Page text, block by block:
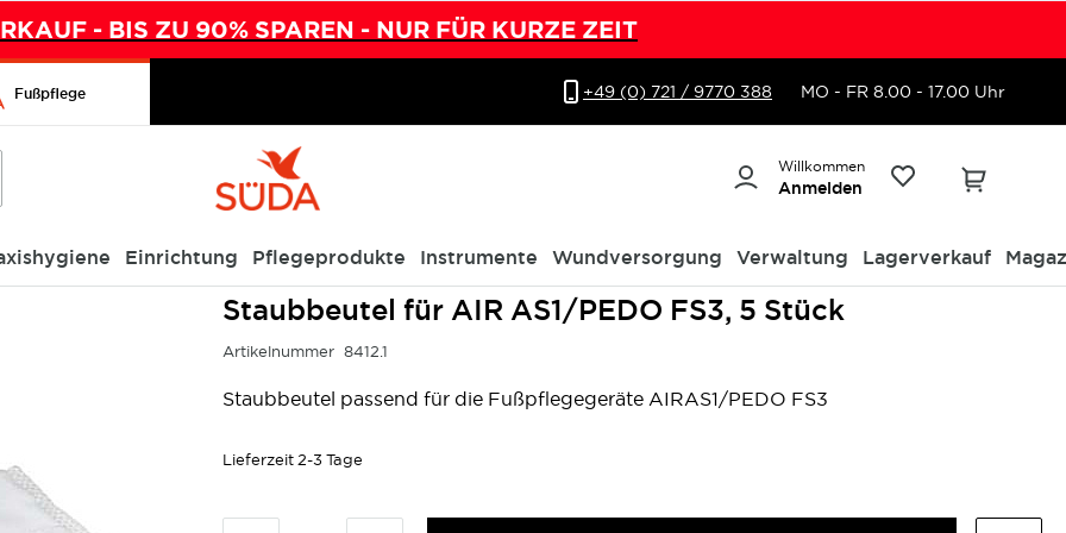
- BIS ZU 90% SPAREN - NUR FÜR KURZE ZEIT
Fußpflege +49 (0) 721 / 9770 388 MO - FR 8.00 - 17.00 Uhr
Willkommen
Anmelden
Einrichtung Pflegeprodukte Instrumente Wundversorgung Verwaltung Lagerverkauf
Stück
Staubbeutel für AIR AS1/PEDO FS3, 5 Stück
Artikelnummer 8412.1
Staubbeutel passend für die Fußpflegegeräte AIRAS1/PEDO FS3
Lieferzeit 2-3 Tage